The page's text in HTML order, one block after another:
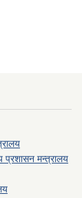
प्रशासन मन्त्रालय